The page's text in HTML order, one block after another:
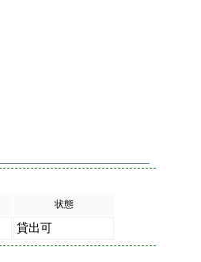
状態
貸出可